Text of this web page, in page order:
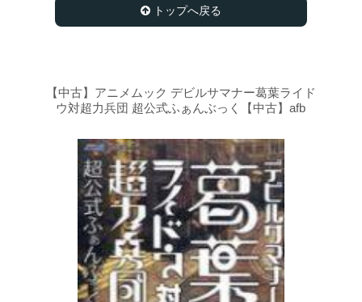
トップへ戻る
【中古】アニメムック デビルサマナー葛葉ライド
ウ対超力兵団 超公式ふぁんぶっく【中古】afb